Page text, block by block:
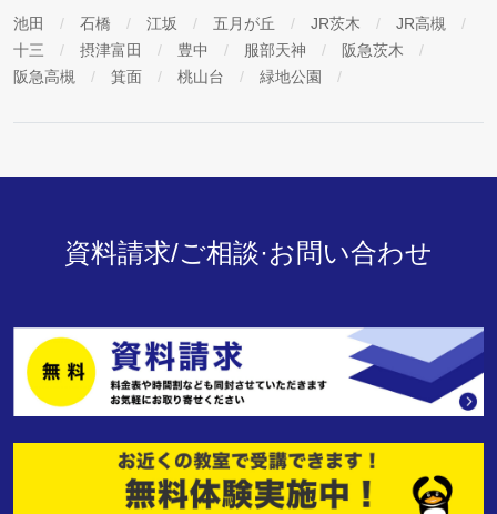
池田 石橋 江坂 五月が丘 JR茨木
JR高槻
十三
摂津富田 豊中 服部天神
阪急茨木
阪急高槻
箕面 桃山台 緑地公園
資料請求/ご相談·お問い合わせ